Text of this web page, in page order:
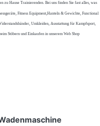
zu Hause Trainierenden. Bei uns finden Sie fast alles, was
Fitness Equipment,Hanteln & Gewichte, Functional
Umkleiden, Ausstattung für Kampfsport,
Stöbern und Einkaufen in unserem Web Shop